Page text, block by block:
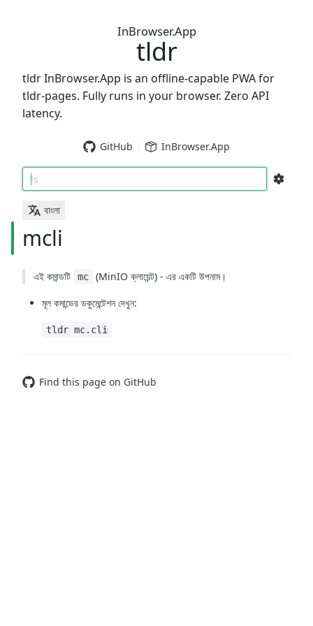
InBrowser.App
tldr
tldr InBrowser.App is an offline-capable PWA for
tldr-pages. Fully runs in your browser. Zero API
latency.
GitHub InBrowser.App
ls
বাংলা
mcli
এই কমান্ডটি mc
(MinIO ক্লায়েন্ট) - এর একটি উপনাম।
মূল কমান্ডের ডকুমেন্টেশন দেখুন:
tldr mc.cli
Find this page on GitHub